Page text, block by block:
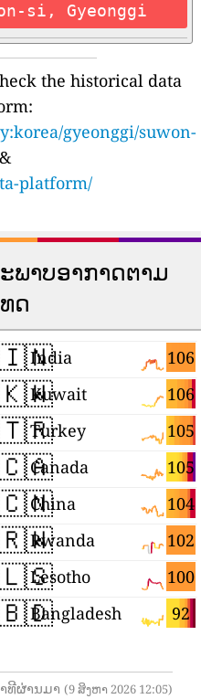
si, Gyeonggi
the historical data
gyeonggi/suwon-
&
platform/
ພາບອາກາດຕາມ
ດ
106
India
106
Kuwait
105
Turkey
105
Canada
104
China
102
Rwanda
100
Lesotho
92
Bangladesh
ທີຜ່ານມາ (9 ສິງຫາ 2026 12:05)